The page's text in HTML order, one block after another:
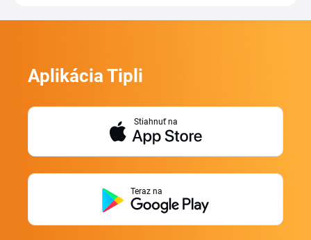
Aplikácia Tipli
Stiahnuť na
Teraz na